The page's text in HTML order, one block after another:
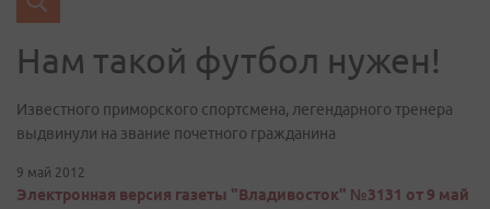
Нам такой футбол нужен!
Известного приморского спортсмена, легендарного тренера
выдвинули на звание почетного гражданина
9 май 2012
Электронная версия газеты "Владивосток" №3131 от 9 май